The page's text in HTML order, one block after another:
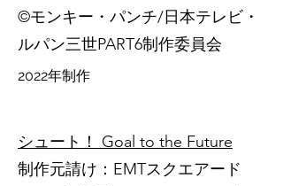
©️モンキー・パンチ/日本テレビ・
ルパン三世PART6制作委員会
2022年制作
シュート！ Goal to the Future
制作元請け：EMTスクエアード